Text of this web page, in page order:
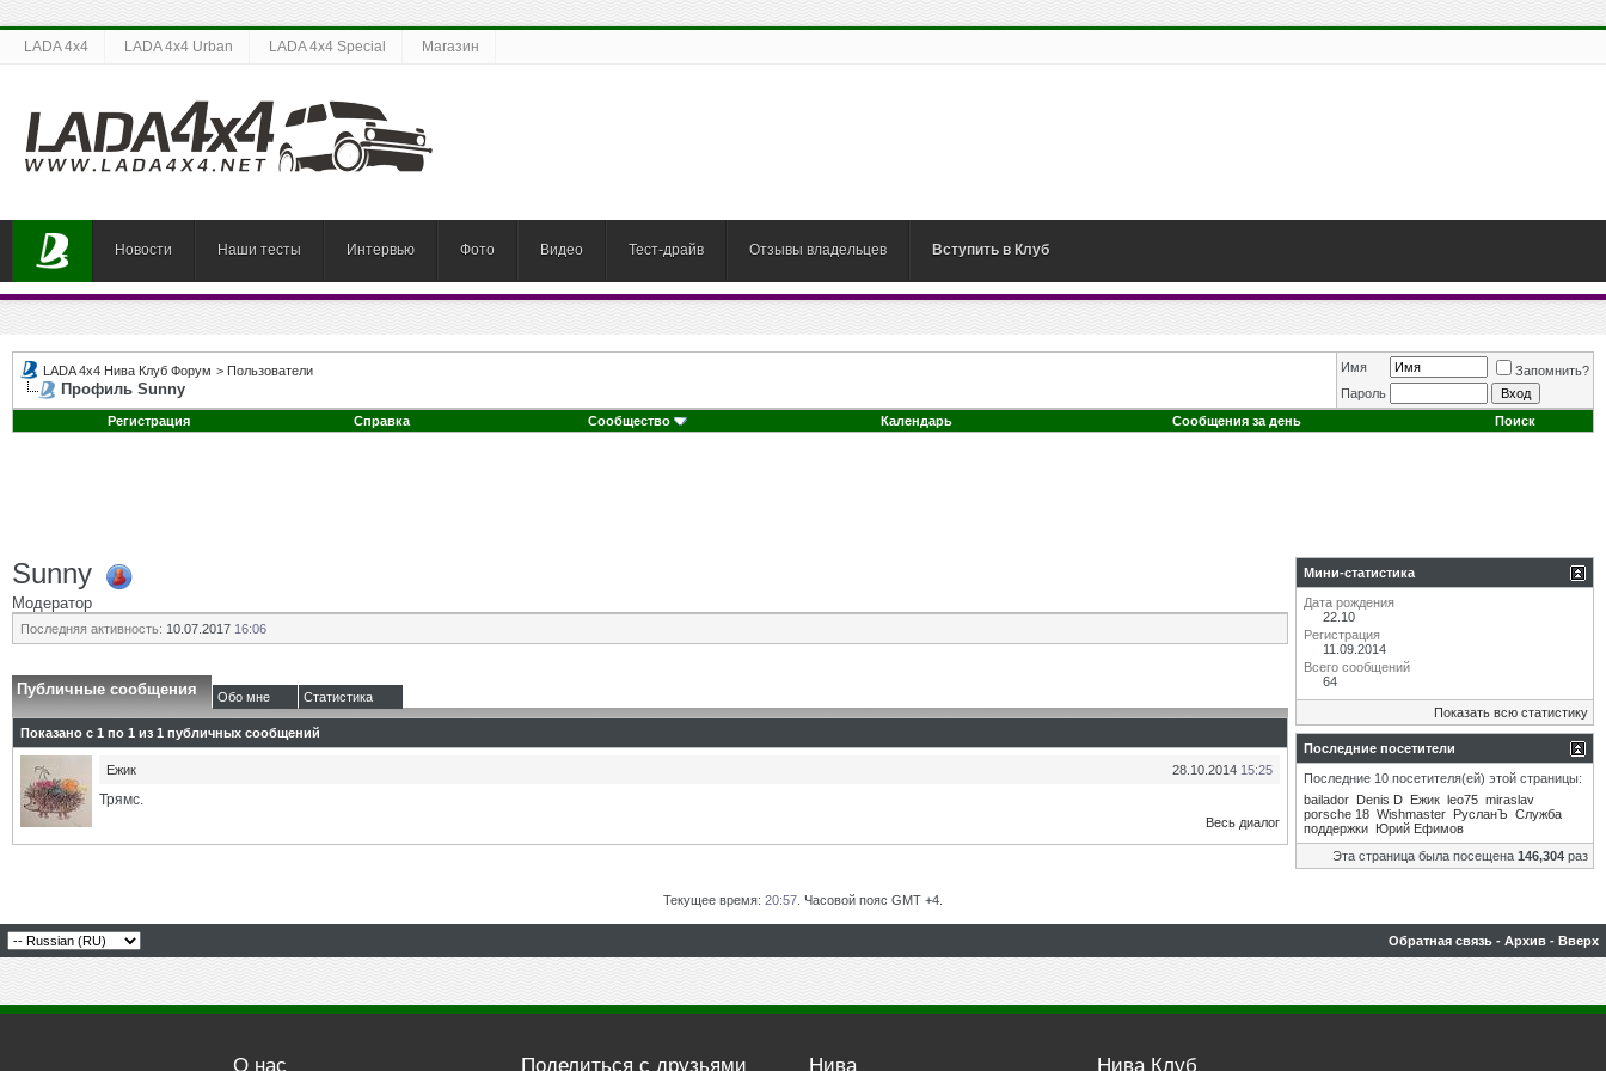
LADA 4x4 LADA 4x4 Urban LADA 4x4 Special Магазин
Новости Наши тесты Интервью Фото Видео Тест-драйв Отзывы владельцев Вступить в Клуб
LADA 4x4 Нива Клуб Форум > Пользователи
Профиль Sunny
Имя
Запомнить?
Пароль
Регистрация
Справка Сообщество Календарь Сообщения за день Поиск
Sunny
Модератор
Последняя активность: 10.07.2017 16:06
Публичные сообщения Обо мне Статистика
Показано с 1 по 1 из 1 публичных сообщений
28.10.2014 15:25
Eжик
Трямс.
Весь диалог
Мини-статистика
Дата рождения
22.10
Регистрация
11.09.2014
Всего сообщений
64
Показать всю статистику
Последние посетители
Последние 10 посетителя(ей) этой страницы:
bailador Denis D Eжик leo75 miraslav
porsche 18 Wishmaster РусланЪ Служба
поддержки Юрий Ефимов
Эта страница была посещена 146,304 раз
Текущее время: 20:57 . Часовой пояс GMT +4.
Обратная связь - Архив - Вверх
О нас Поделиться с друзьями Нива Нива Клуб